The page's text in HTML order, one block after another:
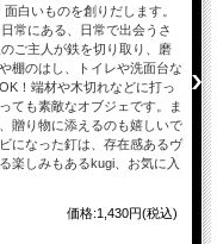
白いものを創りだします。
常にある、日常で出会うさ
ご主人が鉄を切り取り、磨
棚のはし、トイレや洗面台な
！端材や木切れなどに打っ
ても素敵なオブジェです。ま
贈り物に添えるのも嬉しいで
になった釘は、存在感あるヴ
楽しみもあるkugi、お気に入
価格:1,430円(税込)